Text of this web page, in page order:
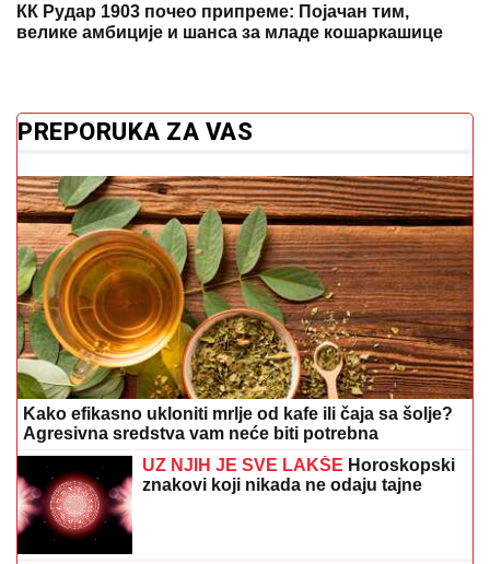
КК Рудар 1903 почео припреме: Појачан тим,
велике амбиције и шанса за младе кошаркашице
PREPORUKA ZA VAS
Kako efikasno ukloniti mrlje od kafe ili čaja sa šolje?
Agresivna sredstva vam neće biti potrebna
UZ NJIH JE SVE LAKŠE Horoskopski
znakovi koji nikada ne odaju tajne